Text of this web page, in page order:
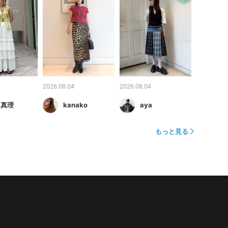
理
2026.08.04
kanako
2026.08.04
aya
もっと見る